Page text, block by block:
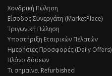
Χονδρική Πώληση
Είσοδος Συνεργάτη (MarketPlace)
Τριγωνική Πώληση
Υποστήριξη Εταιρικών Πελατών
Ημερήσιες Προσφορές (Daily Offers)
Πλάνο δόσεων
Τι σημαίνει Refurbished